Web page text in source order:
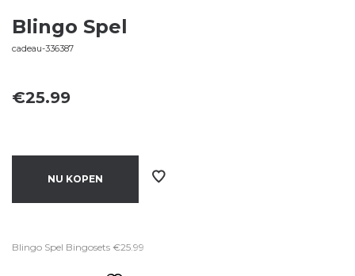
Blingo Spel
cadeau-336387
€25.99
NU KOPEN
Blingo Spel Bingosets €25.99